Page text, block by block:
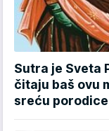
Sutra je Sveta
čitaju baš ovu
sreću